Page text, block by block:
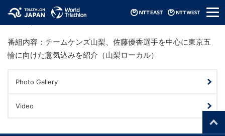
メ
ニ
ー
17 Nov, 2019
番組内容：チームケンズ山梨、佐藤優香選手を中心に東京五
輪に向けた意気込みを紹介（山梨ローカル）
Photo Gallery
Video